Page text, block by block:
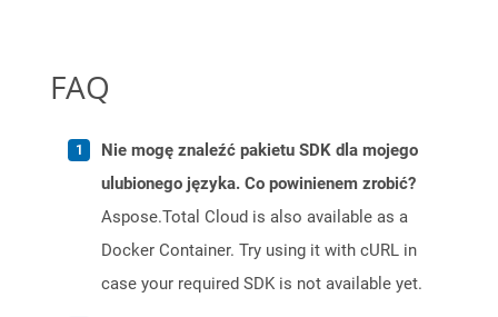
FAQ
Nie mogę znaleźć pakietu SDK dla mojego
ulubionego języka. Co powinienem zrobić?
Aspose.Total Cloud is also available as a
Docker Container. Try using it with cURL in
case your required SDK is not available yet.